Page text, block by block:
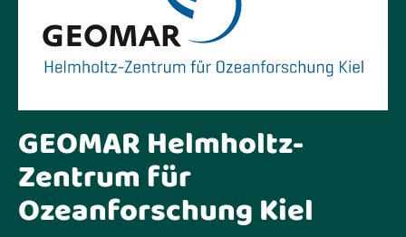
GEOMAR Helmholtz-
Zentrum für
Ozeanforschung Kiel